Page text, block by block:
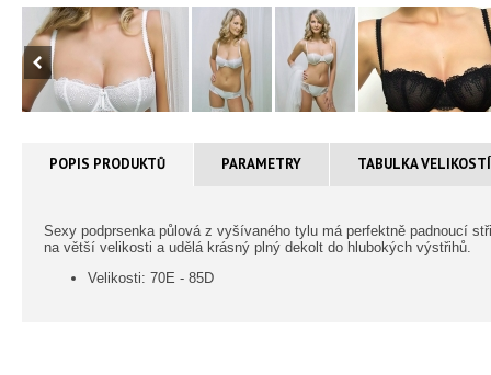
POPIS PRODUKTŮ PARAMETRY TABULKA
Sexy podprsenka půlová z vyšívaného tylu má perfektně padnoucí
na větší velikosti a udělá krásný plný dekolt do hlubokých výstřihů.
Velikosti: 70E - 85D